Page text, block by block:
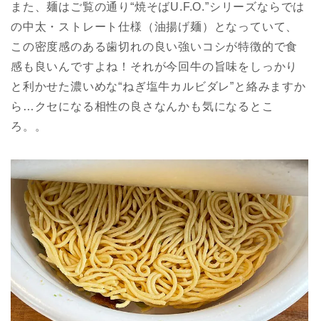
また、麺はご覧の通り“焼そばU.F.O.”シリーズならでは
の中太・ストレート仕様（油揚げ麺）となっていて、
この密度感のある歯切れの良い強いコシが特徴的で食
感も良いんですよね！それが今回牛の旨味をしっかり
と利かせた濃いめな“ねぎ塩牛カルビダレ”と絡みますか
ら…クセになる相性の良さなんかも気になるとこ
ろ。。